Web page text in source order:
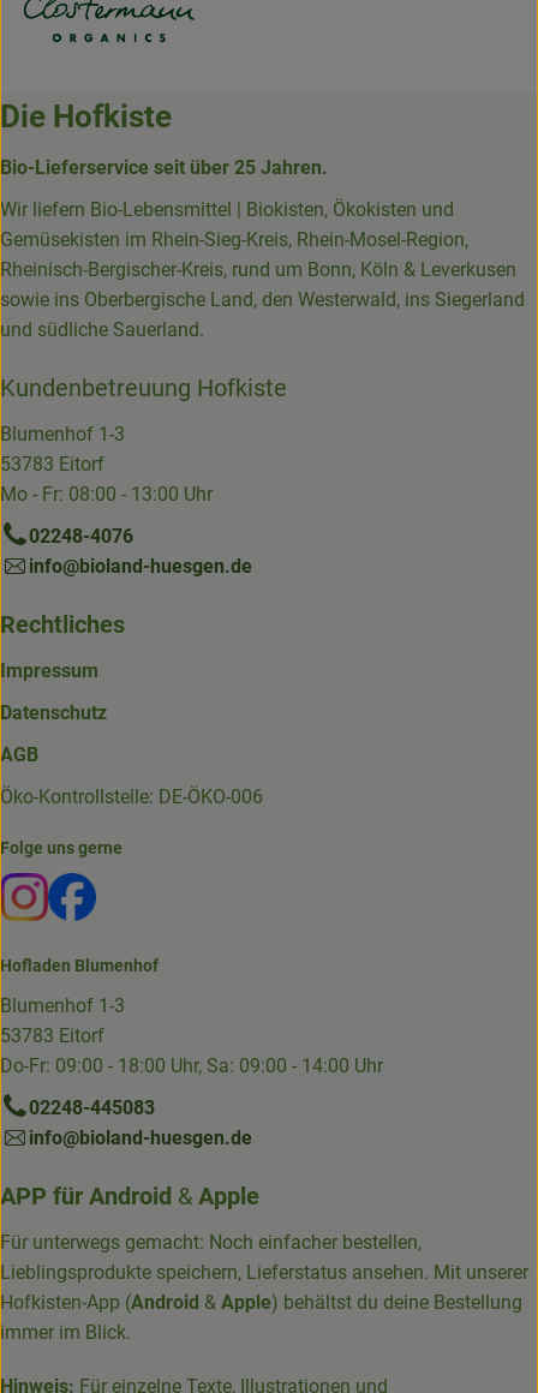
Die Hofkiste
Bio-Lieferservice seit über 25 Jahren.
Wir liefern Bio-Lebensmittel | Biokisten, Ökokisten und
Gemüsekisten im Rhein-Sieg-Kreis, Rhein-Mosel-Region,
Rheinisch-Bergischer-Kreis, rund um Bonn, Köln & Leverkusen
sowie ins Oberbergische Land, den Westerwald, ins Siegerland
und südliche Sauerland.
Kundenbetreuung Hofkiste
Blumenhof 1-3
53783 Eitorf
Mo - Fr: 08:00 - 13:00 Uhr
02248-4076
info@bioland-huesgen.de
Rechtliches
Impressum
Datenschutz
AGB
Öko-Kontrollstelle: DE-ÖKO-006
Folge uns gerne
Externer Link zu https://www.instagram.com/die.hofkiste/
Externer Link zu https://www.facebook.com/p/Die-
Hofladen Blumenhof
Blumenhof 1-3
53783 Eitorf
Do-Fr: 09:00 - 18:00 Uhr, Sa: 09:00 - 14:00 Uhr
02248-445083
info@bioland-huesgen.de
APP für Android & Apple
Für unterwegs gemacht: Noch einfacher bestellen,
Lieblingsprodukte speichern, Lieferstatus ansehen. Mit unserer
Hofkisten-App (Android & Apple) behältst du deine Bestellung
immer im Blick.
Hinweis: Für einzelne Texte, Illustrationen und